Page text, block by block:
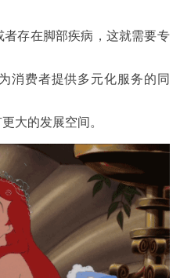
存在脚部疾病，这就需要专
消费者提供多元化服务的同
大的发展空间。